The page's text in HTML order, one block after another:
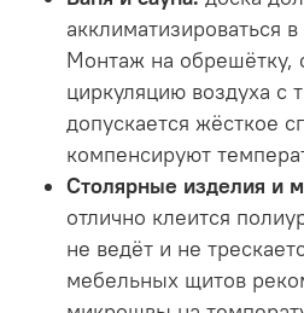
акклиматизироваться
Монтаж на
циркуляцию воздуха с
допускается жёсткое
компенсируют
Столярные изделия и
отлично клеится
не ведёт и не
мебельных щитов